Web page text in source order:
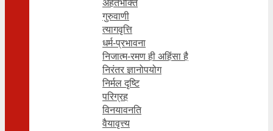
गुरुवाणी
त्यागवृत्ति
धर्म-प्रभावना
निजात्म-रमण ही अहिंसा है
निरंतर ज्ञानोपयोग
निर्मल दृष्टि
परिग्रह
विनयावनति
वैयावृत्त्य